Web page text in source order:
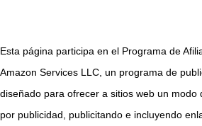
Esta página participa en el Programa de
Amazon Services LLC, un programa de
diseñado para ofrecer a sitios web un modo
por publicidad, publicitando e incluyendo